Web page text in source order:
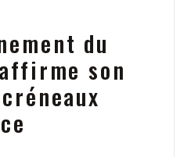
du
son